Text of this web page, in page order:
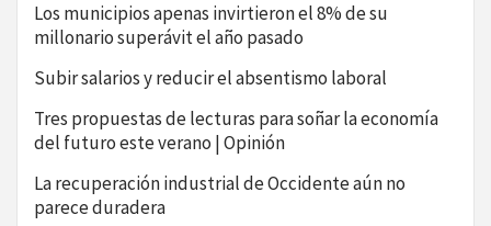
Los municipios apenas invirtieron el 8% de su
millonario superávit el año pasado
Subir salarios y reducir el absentismo laboral
Tres propuestas de lecturas para soñar la economía
del futuro este verano | Opinión
La recuperación industrial de Occidente aún no
parece duradera